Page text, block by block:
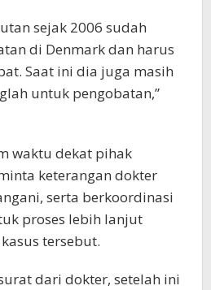
sejak 2006 sudah
di Denmark dan harus
Saat ini dia juga masih
untuk pengobatan,”
waktu dekat pihak
keterangan dokter
serta berkoordinasi
proses lebih lanjut
tersebut.
dari dokter, setelah ini